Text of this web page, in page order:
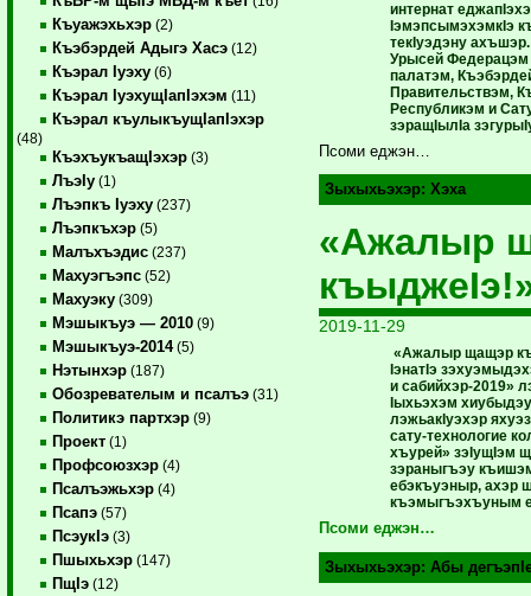
Къуажэхьхэр (2)
Къэбэрдей Адыгэ Хасэ (12)
Къэрал Iуэху (6)
Къэрал IуэхущIапIэхэм (11)
Къэрал къулыкъущIапIэхэр
(48)
КъэхъукъащIэхэр (3)
ЛъэIу (1)
Лъэпкъ Iуэху (237)
Лъэпкъхэр (5)
Малъхъэдис (237)
Махуэгъэпс (52)
Махуэку (309)
Мэшыкъуэ — 2010 (9)
Мэшыкъуэ-2014(5)
Нэтынхэр (187)
Обозревателым и псалъэ (31)
Политикэ партхэр (9)
Проект (1)
Профсоюзхэр (4)
Псалъэжьхэр (4)
Псапэ (57)
ПсэукIэ (3)
Пшыхьхэр (147)
ПщIэ (12)
интернат
IэмэпсымэхэмкIэ
текIуэдэну
Урысей
палатэм,
Правительствэм,
Республикэм и
зэращIылIа
Псоми еджэн…
Зыхыхьэхэр: Хэха
«Ажалыр
2019-11-29
«Ажалыр щащэр
IэнатIэ
и сабийхэр-2019»
Iыхьэхэм
лэжьакIуэхэр
сату-технологие
хъурей» зэIущIэм
зэраныгъэу
ебэкъуэныр, ахэр
къэмыгъэхъуным
Псоми еджэн…
Зыхыхьэхэр: Абы